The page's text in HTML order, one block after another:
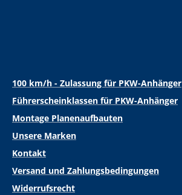
100 km/h - Zulassung für PKW-Anhänger
Führerscheinklassen für PKW-Anhänger
Montage Planenaufbauten
Unsere Marken
Kontakt
Versand und Zahlungsbedingungen
Widerrufsrecht